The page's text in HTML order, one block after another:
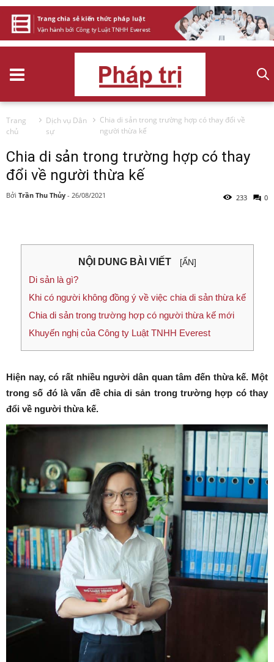
Trang
chủ
Dịch vụ Dân
sự
Chia di sản trong trường hợp có thay đổi về
người thừa kế
Chia di sản trong trường hợp có thay
đổi về người thừa kế
Bởi Trần Thu Thủy - 26/08/2021 233 0
NỘI DUNG BÀI VIẾT [ẨN]
Di sản là gì?
Khi có người không đồng ý về việc chia di sản thừa kế
Chia di sản trong trường hợp có người thừa kế mới
Khuyến nghị của Công ty Luật TNHH Everest
Hiện nay, có rất nhiều người dân quan tâm đến thừa kế. Một
trong số đó là vấn đề chia di sản trong trường hợp có thay
đổi về người thừa kế.